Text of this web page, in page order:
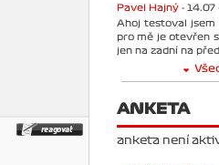
Pavel Hajný - 14.07
Ahoj testoval jsem
pro mě je otevřen
jen na zadní na
ANKETA
anketa není